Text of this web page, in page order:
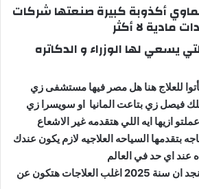
أكذوبة كبيرة صنعتها شركات
مادية لا أكثر
يسعي لها الوزراء و الدكاتره
للعلاج هنا هل مصر فيها مستشفى زي
فيصل زي بتاعت المانيا او سويسرا زي
ازيها ايه اللي هتقدمه غير الاشعاع
بتقدمها السياحه العلاجيه لازم يكون عندك
عند اي حد في العالم
ولو بحثنا على الانرنت هنجد ان سنة 2025 اغلب العلاجات هتكون عن